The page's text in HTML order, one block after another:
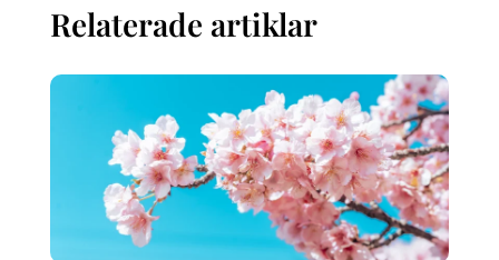
Relaterade artiklar